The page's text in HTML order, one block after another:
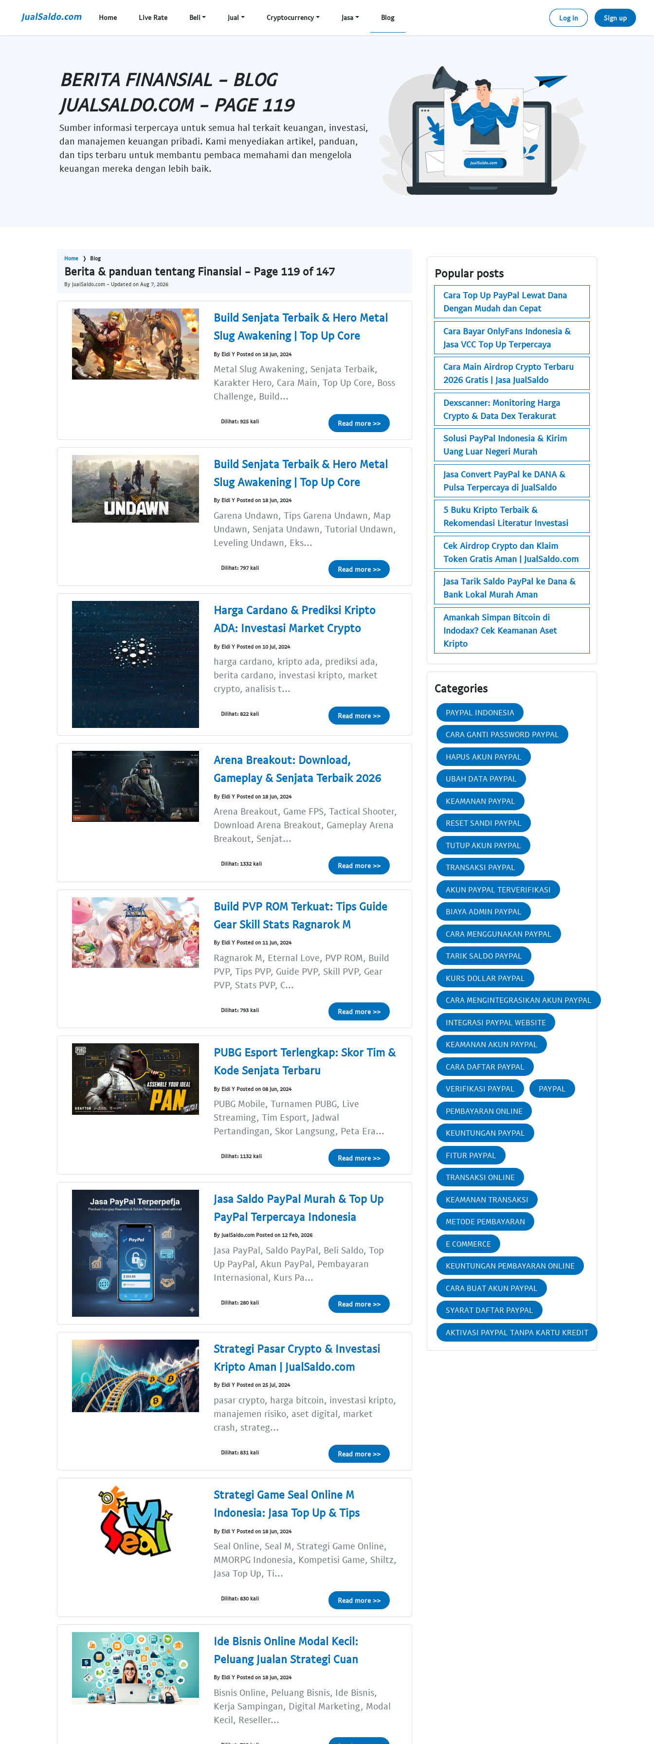
Home Live Rate Beli Jual Cryptocurrency Jasa Blog Log in Sign up
BERITA FINANSIAL - BLOG
JUALSALDO.COM - PAGE 119
Sumber informasi terpercaya untuk semua hal terkait keuangan, investasi,
dan manajemen keuangan pribadi. Kami menyediakan artikel, panduan,
dan tips terbaru untuk membantu pembaca memahami dan mengelola
keuangan mereka dengan lebih baik.
Home Blog
Berita & panduan tentang Finansial - Page 119 of 147
By JualSaldo.com - Updated on Aug 7, 2026
Build Senjata Terbaik & Hero Metal
Slug Awakening | Top Up Core
By Eldi Y Posted on 18 Jun, 2024
Metal Slug Awakening, Senjata Terbaik,
Karakter Hero, Cara Main, Top Up Core, Boss
Challenge, Build...
Dilihat: 925 kali Read more >>
Build Senjata Terbaik & Hero Metal
Slug Awakening | Top Up Core
By Eldi Y Posted on 18 Jun, 2024
Garena Undawn, Tips Garena Undawn, Map
Undawn, Senjata Undawn, Tutorial Undawn,
Leveling Undawn, Eks...
Dilihat: 797 kali Read more >>
Harga Cardano & Prediksi Kripto
ADA: Investasi Market Crypto
By Eldi Y Posted on 10 Jul, 2024
harga cardano, kripto ada, prediksi ada,
berita cardano, investasi kripto, market
crypto, analisis t...
Dilihat: 822 kali Read more >>
Arena Breakout: Download,
Gameplay & Senjata Terbaik 2026
By Eldi Y Posted on 18 Jun, 2024
Arena Breakout, Game FPS, Tactical Shooter,
Download Arena Breakout, Gameplay Arena
Breakout, Senjat...
Dilihat: 1332 kali Read more >>
Build PVP ROM Terkuat: Tips Guide
Gear Skill Stats Ragnarok M
By Eldi Y Posted on 11 Jun, 2024
Ragnarok M, Eternal Love, PVP ROM, Build
PVP, Tips PVP, Guide PVP, Skill PVP, Gear
PVP, Stats PVP, C...
Dilihat: 793 kali Read more >>
PUBG Esport Terlengkap: Skor Tim &
Kode Senjata Terbaru
By Eldi Y Posted on 08 Jun, 2024
PUBG Mobile, Turnamen PUBG, Live
Streaming, Tim Esport, Jadwal
Pertandingan, Skor Langsung, Peta Era...
Dilihat: 1132 kali Read more >>
Jasa Saldo PayPal Murah & Top Up
PayPal Terpercaya Indonesia
By JualSaldo.com Posted on 12 Feb, 2026
Jasa PayPal, Saldo PayPal, Beli Saldo, Top
Up PayPal, Akun PayPal, Pembayaran
Internasional, Kurs Pa...
Dilihat: 280 kali Read more >>
Strategi Pasar Crypto & Investasi
Kripto Aman | JualSaldo.com
By Eldi Y Posted on 25 Jul, 2024
pasar crypto, harga bitcoin, investasi kripto,
manajemen risiko, aset digital, market
crash, strateg...
Dilihat: 831 kali Read more >>
Strategi Game Seal Online M
Indonesia: Jasa Top Up & Tips
By Eldi Y Posted on 18 Jun, 2024
Seal Online, Seal M, Strategi Game Online,
MMORPG Indonesia, Kompetisi Game, Shiltz,
Jasa Top Up, Ti...
Dilihat: 830 kali Read more >>
Ide Bisnis Online Modal Kecil:
Peluang Jualan Strategi Cuan
By Eldi Y Posted on 18 Jun, 2024
Bisnis Online, Peluang Bisnis, Ide Bisnis,
Kerja Sampingan, Digital Marketing, Modal
Kecil, Reseller...
Popular posts
Cara Top Up PayPal Lewat Dana
Dengan Mudah dan Cepat
Cara Bayar OnlyFans Indonesia &
Jasa VCC Top Up Terpercaya
Cara Main Airdrop Crypto Terbaru
2026 Gratis | Jasa JualSaldo
Dexscanner: Monitoring Harga
Crypto & Data Dex Terakurat
Solusi PayPal Indonesia & Kirim
Uang Luar Negeri Murah
Jasa Convert PayPal ke DANA &
Pulsa Terpercaya di JualSaldo
5 Buku Kripto Terbaik &
Rekomendasi Literatur Investasi
Cek Airdrop Crypto dan Klaim
Token Gratis Aman | JualSaldo.com
Jasa Tarik Saldo PayPal ke Dana &
Bank Lokal Murah Aman
Amankah Simpan Bitcoin di
Indodax? Cek Keamanan Aset
Kripto
Categories
PAYPAL INDONESIA
CARA GANTI PASSWORD PAYPAL
HAPUS AKUN PAYPAL
UBAH DATA PAYPAL
KEAMANAN PAYPAL
RESET SANDI PAYPAL
TUTUP AKUN PAYPAL
TRANSAKSI PAYPAL
AKUN PAYPAL TERVERIFIKASI
BIAYA ADMIN PAYPAL
CARA MENGGUNAKAN PAYPAL
TARIK SALDO PAYPAL
KURS DOLLAR PAYPAL
CARA MENGINTEGRASIKAN AKUN PAYPAL
INTEGRASI PAYPAL WEBSITE
KEAMANAN AKUN PAYPAL
CARA DAFTAR PAYPAL
VERIFIKASI PAYPAL PAYPAL
PEMBAYARAN ONLINE
KEUNTUNGAN PAYPAL
FITUR PAYPAL
TRANSAKSI ONLINE
KEAMANAN TRANSAKSI
METODE PEMBAYARAN
E COMMERCE
KEUNTUNGAN PEMBAYARAN ONLINE
CARA BUAT AKUN PAYPAL
SYARAT DAFTAR PAYPAL
AKTIVASI PAYPAL TANPA KARTU KREDIT